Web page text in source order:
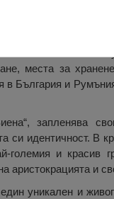
Русе
и за богатия
места за
в България и
запленява
си идентичност. В
и красив
аристокрацията и
уникален и